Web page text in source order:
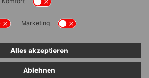
|Impressum|Information zur
Barrierefreiheit